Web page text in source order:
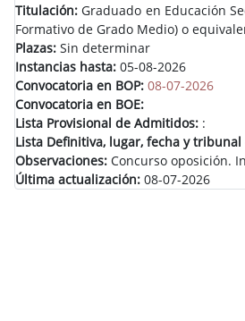
Titulación: Graduado en Educación
Formativo de Grado Medio) o
Plazas: Sin determinar
Instancias hasta: 05-08-2026
Convocatoria en BOP: 08-07-2026
Convocatoria en BOE:
Lista Provisional de Admitidos: :
Lista Definitiva, lugar, fecha y tribunal
Observaciones: Concurso oposición.
Última actualización: 08-07-2026